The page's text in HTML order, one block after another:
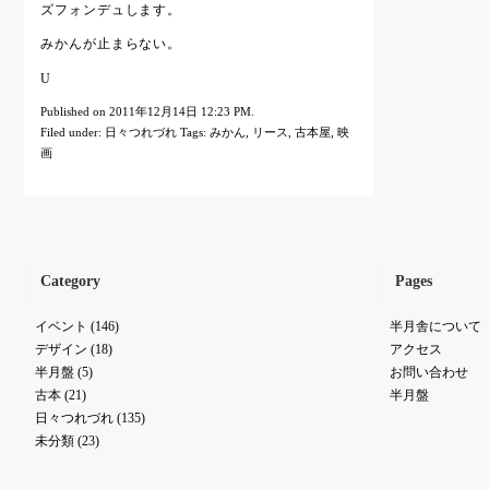
ズフォンデュします。
みかんが止まらない。
U
Published on 2011年12月14日 12:23 PM.
Filed under: 日々つれづれ Tags: みかん リース 古本屋 映
画
Category
イベント (146)
デザイン (18)
半月盤 (5)
古本 (21)
日々つれづれ (135)
未分類 (23)
Pages
半月舎について
アクセス
お問い合わせ
半月盤